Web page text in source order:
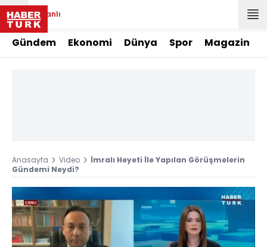
Canlı
Gündem Ekonomi Dünya Spor Magazin
Anasayfa Video
İmralı Heyeti İle Yapılan Görüşmelerin
Gündemi Neydi?